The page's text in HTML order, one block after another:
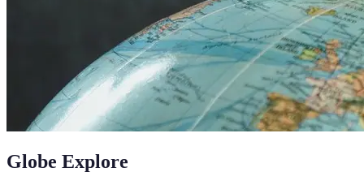
Globe Explore